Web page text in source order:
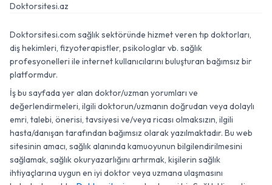
Doktorsitesi.az
Doktorsitesi.com sağlık sektöründe hizmet veren tıp doktorları,
diş hekimleri, fizyoterapistler, psikologlar vb. sağlık
profesyonelleri ile internet kullanıcılarını buluşturan bağımsız bir
platformdur.
İş bu sayfada yer alan doktor/uzman yorumları ve
değerlendirmeleri, ilgili doktorun/uzmanın doğrudan veya dolaylı
emri, talebi, önerisi, tavsiyesi ve/veya ricası olmaksızın, ilgili
hasta/danışan tarafından bağımsız olarak yazılmaktadır. Bu web
sitesinin amacı, sağlık alanında kamuoyunun bilgilendirilmesini
sağlamak, sağlık okuryazarlığını artırmak, kişilerin sağlık
ihtiyaçlarına uygun en iyi doktor veya uzmana ulaşmasını